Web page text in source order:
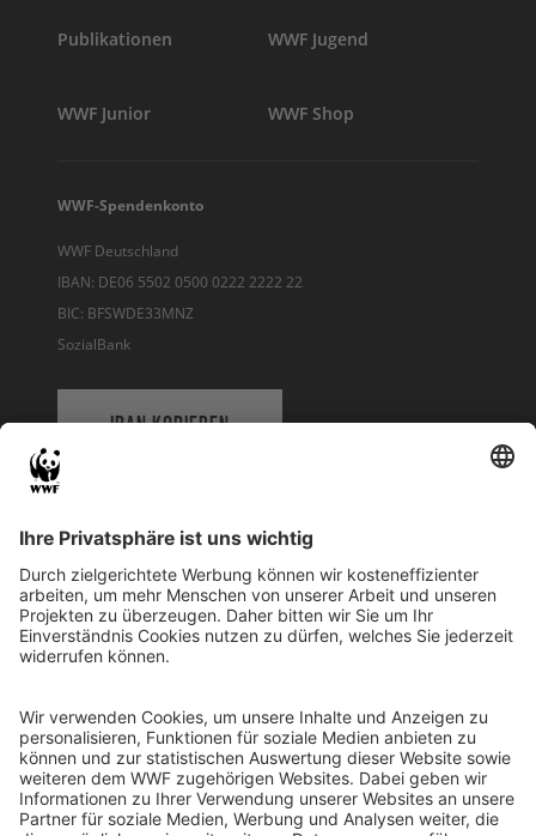
Publikationen WWF Jugend
WWF Junior WWF Shop
WWF-Spendenkonto
WWF Deutschland
IBAN: DE06 5502 0500 0222 2222 22
BIC: BFSWDE33MNZ
SozialBank
IBAN KOPIEREN
WWF Deutschland
Reinhardtstr. 18
10117 Berlin
Ihre Spende kann steuerlich geltend gemacht werden
Registriert als Stiftung WWF Deutschland, Senatsverwaltung für
Justiz Berlin, Az: 3416/976/2